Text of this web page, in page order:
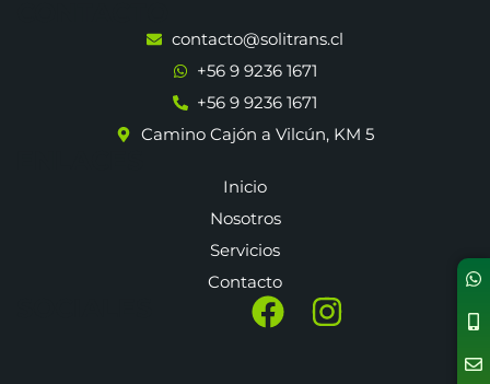
contacto@solitrans.cl
+56 9 9236 1671
+56 9 9236 1671
Camino Cajón a Vilcún, KM 5
Inicio
Nosotros
Servicios
Contacto